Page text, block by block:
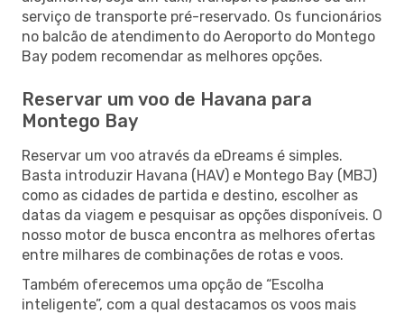
serviço de transporte pré-reservado. Os funcionários
no balcão de atendimento do Aeroporto do Montego
Bay podem recomendar as melhores opções.
Reservar um voo de Havana para
Montego Bay
Reservar um voo através da eDreams é simples.
Basta introduzir Havana (HAV) e Montego Bay (MBJ)
como as cidades de partida e destino, escolher as
datas da viagem e pesquisar as opções disponíveis. O
nosso motor de busca encontra as melhores ofertas
entre milhares de combinações de rotas e voos.
Também oferecemos uma opção de “Escolha
inteligente”, com a qual destacamos os voos mais